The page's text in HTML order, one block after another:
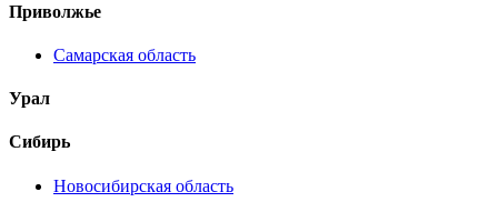
Приволжье
Самарская область
Урал
Сибирь
Новосибирская область